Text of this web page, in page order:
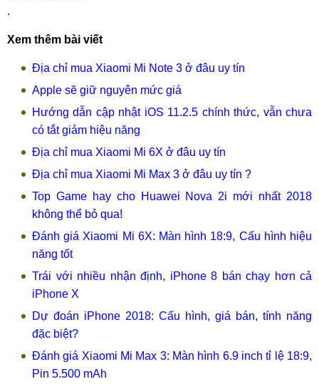
.
Xem thêm bài viết
Địa chỉ mua Xiaomi Mi Note 3 ở đâu uy tín
Apple sẽ giữ nguyên mức giá
Hướng dẫn cập nhật iOS 11.2.5 chính thức, vẫn chưa
có tắt giảm hiệu năng
Địa chỉ mua Xiaomi Mi 6X ở đâu uy tín
Địa chỉ mua Xiaomi Mi Max 3 ở đâu uy tín ?
Top Game hay cho Huawei Nova 2i mới nhất 2018
không thể bỏ qua!
Đánh giá Xiaomi Mi 6X: Màn hình 18:9, Cấu hình hiệu
năng tốt
Trái với nhiều nhận định, iPhone 8 bán chạy hơn cả
iPhone X
Dự đoán iPhone 2018: Cấu hình, giá bán, tính năng
đặc biệt?
Đánh giá Xiaomi Mi Max 3: Màn hình 6.9 inch tỉ lệ 18:9,
Pin 5.500 mAh